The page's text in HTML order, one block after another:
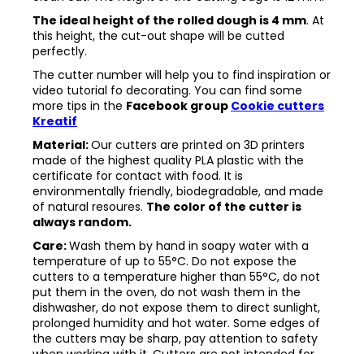
The ideal height of the rolled dough is 4 mm. At
this height, the cut-out shape will be cutted
perfectly.
The cutter number will help you to find inspiration or
video tutorial fo decorating. You can find some
more tips in the Facebook group Cookie cutters
Kreatif
Material:Our cutters are printed on 3D printers
made of the highest quality PLA plastic with the
certificate for contact with food. It is
environmentally friendly, biodegradable, and made
of natural resoures. The color of the cutter is
always random.
Care:Wash them by hand in soapy water with a
temperature of up to 55°C. Do not expose the
cutters to a temperature higher than 55°C, do not
put them in the oven, do not wash them in the
dishwasher, do not expose them to direct sunlight,
prolonged humidity and hot water. Some edges of
the cutters may be sharp, pay attention to safety